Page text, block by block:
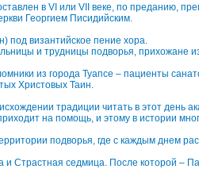
в VI или VII веке, по преданию,
Георгием Писидийским.
византийское пение хора.
и трудницы подворья, прихожане
из города Туапсе – пациенты
Христовых Таин.
традиции читать в этот день
на помощь, и этому в истории
подворья, где с каждым днем
и Страстная седмица. После которой –